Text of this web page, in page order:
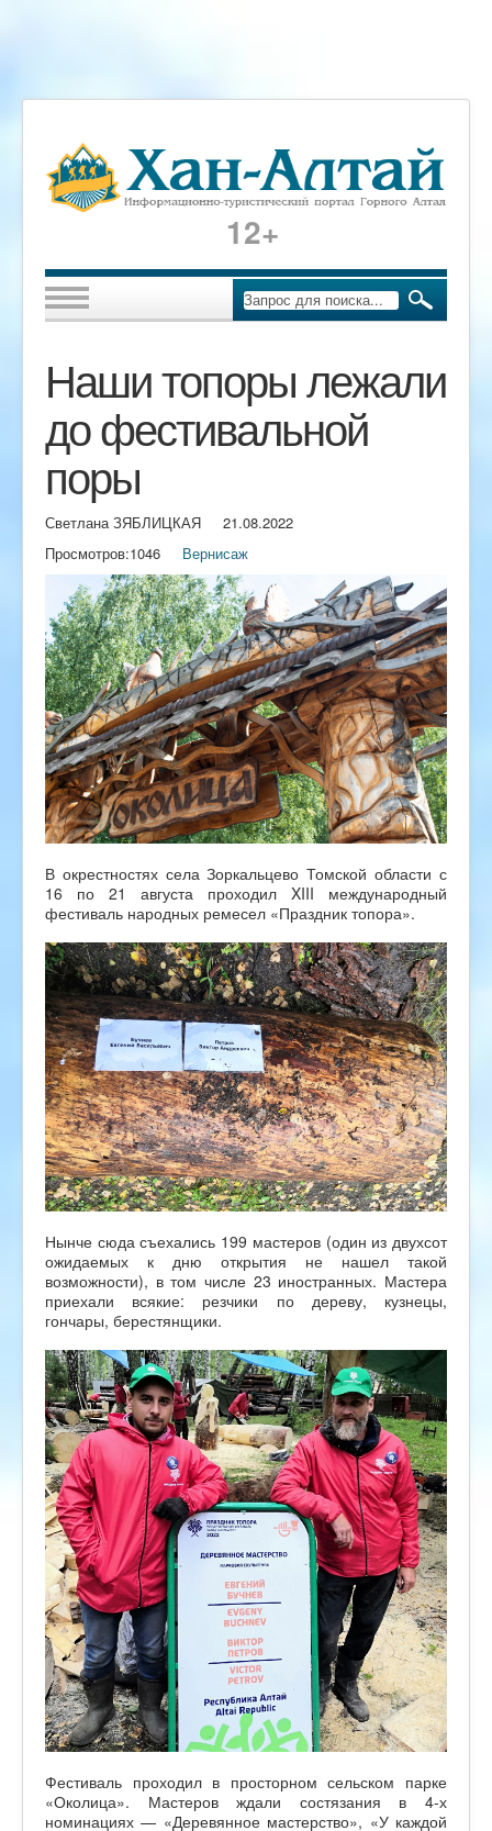
12+
Наши топоры лежали
до фестивальной
поры
Светлана ЗЯБЛИЦКАЯ
21.08.2022
Просмотров:1046 Вернисаж
В окрестностях села Зоркальцево Томской области с
16 по 21 августа проходил XIII международный
фестиваль народных ремесел «Праздник топора».
Нынче сюда съехались 199 мастеров (один из двухсот
ожидаемых к дню открытия не нашел такой
возможности), в том числе 23 иностранных. Мастера
приехали всякие: резчики по дереву, кузнецы,
гончары, берестянщики.
Фестиваль проходил в просторном сельском парке
«Околица». Мастеров ждали состязания в 4-х
номинациях — «Деревянное мастерство», «У каждой